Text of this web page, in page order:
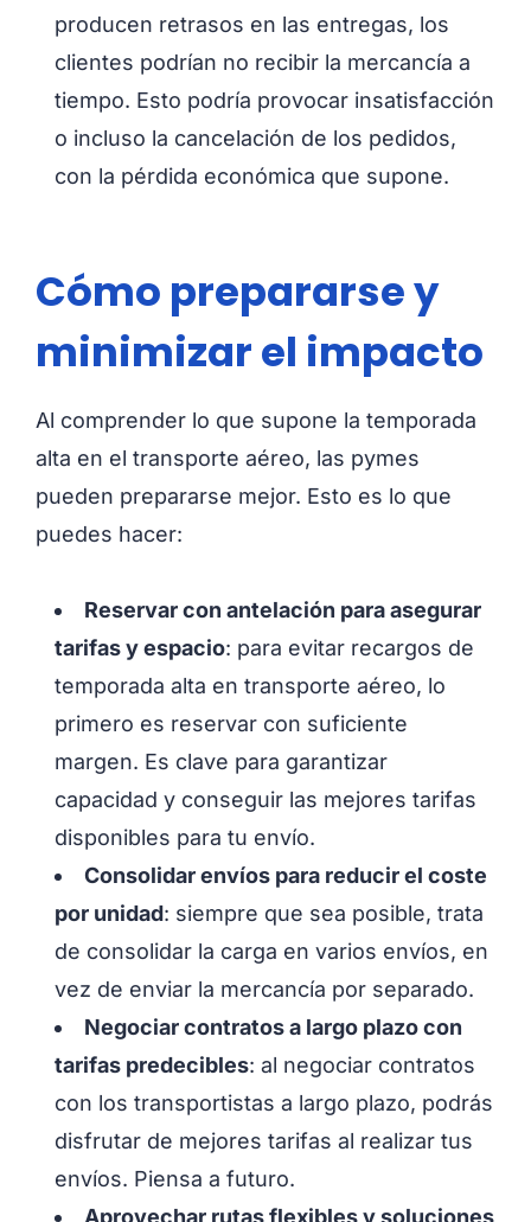
producen retrasos en las entregas, los
clientes podrían no recibir la mercancía a
tiempo. Esto podría provocar insatisfacción
o incluso la cancelación de los pedidos,
con la pérdida económica que supone.
Cómo prepararse y
minimizar el impacto
Al comprender lo que supone la temporada
alta en el transporte aéreo, las pymes
pueden prepararse mejor. Esto es lo que
puedes hacer:
Reservar con antelación para asegurar
tarifas y espacio: para evitar recargos de
temporada alta en transporte aéreo, lo
primero es reservar con suficiente
margen. Es clave para garantizar
capacidad y conseguir las mejores tarifas
disponibles para tu envío.
Consolidar envíos para reducir el coste
por unidad: siempre que sea posible, trata
de consolidar la carga en varios envíos, en
vez de enviar la mercancía por separado.
Negociar contratos a largo plazo con
tarifas predecibles: al negociar contratos
con los transportistas a largo plazo, podrás
disfrutar de mejores tarifas al realizar tus
envíos. Piensa a futuro.